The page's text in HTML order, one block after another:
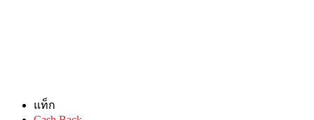
แท็ก